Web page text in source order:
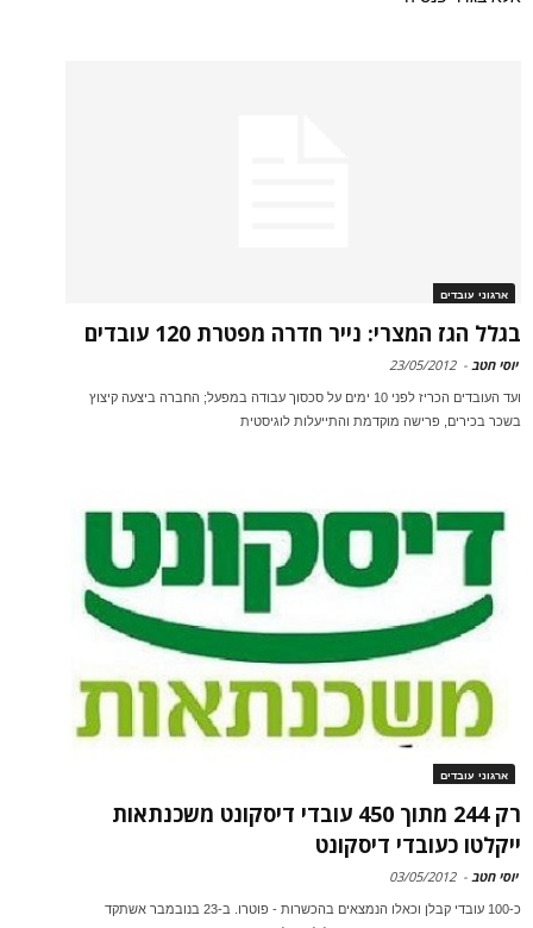
ארגוני עובדים
בגלל הגז המצרי: נייר חדרה מפטרת 120 עובדים
יוסי חטב -
23/05/2012
ועד העובדים הכריז לפני 10 ימים על סכסוך עבודה במפעל; החברה ביצעה קיצוץ
בשכר בכירים, פרישה מוקדמת והתייעלות לוגיסטית
ארגוני עובדים
רק 244 מתוך 450 עובדי דיסקונט משכנתאות
ייקלטו כעובדי דיסקונט
יוסי חטב -
03/05/2012
כ-100 עובדי קבלן וכאלו הנמצאים בהכשרות - פוטרו. ב-23 בנובמבר אשתקד